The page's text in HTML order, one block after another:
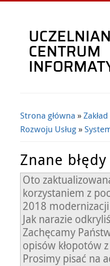
Jesteś tutaj
Strona główna »
Rozwoju Usług »
Znane błędy
Oto
korzystaniem z
2018 modernizacji
Jak narazie
Zachęcamy
opisów kłopotów
Prosimy pisać na